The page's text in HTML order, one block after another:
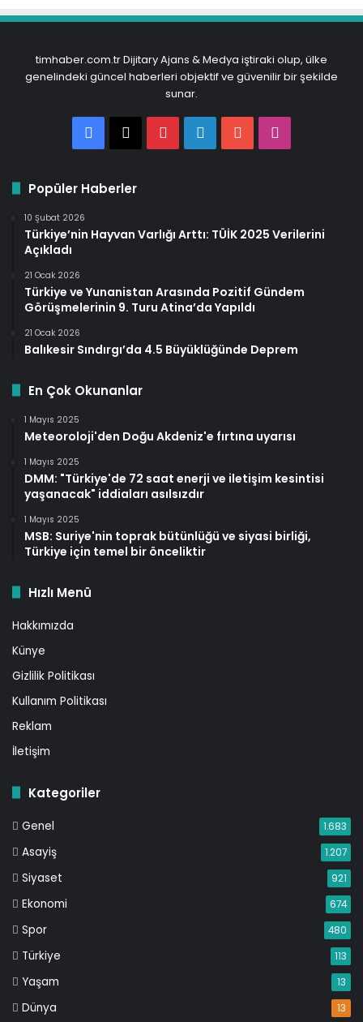
timhaber.com.tr Dijitary Ajans & Medya iştiraki olup, ülke
genelindeki güncel haberleri objektif ve güvenilir bir şekilde
sunar.
Facebook
X PinterestLinkedInYouTube
Popüler Haberler
10 Şubat 2026
Türkiye’nin Hayvan Varlığı Arttı: TÜİK 2025 Verilerini
Açıkladı
21 Ocak 2026
Türkiye ve Yunanistan Arasında Pozitif Gündem
Görüşmelerinin 9. Turu Atina’da Yapıldı
21 Ocak 2026
Balıkesir Sındırgı’da 4.5 Büyüklüğünde Deprem
En Çok Okunanlar
1 Mayıs 2025
Meteoroloji'den Doğu Akdeniz'e fırtına uyarısı
1 Mayıs 2025
DMM: "Türkiye'de 72 saat enerji ve iletişim kesintisi
yaşanacak" iddiaları asılsızdır
1 Mayıs 2025
MSB: Suriye'nin toprak bütünlüğü ve siyasi birliği,
Türkiye için temel bir önceliktir
Hızlı Menü
Hakkımızda
Künye
Gizlilik Politikası
Kullanım Politikası
Reklam
İletişim
Kategoriler
Genel 1.683
Asayiş 1.207
Siyaset 921
Ekonomi 674
Spor 480
Türkiye 113
Yaşam 13
Dünya 13